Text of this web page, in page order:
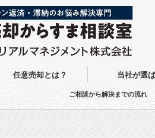
任意売却とは？ 当社が選
ご相談から解決までの流れ